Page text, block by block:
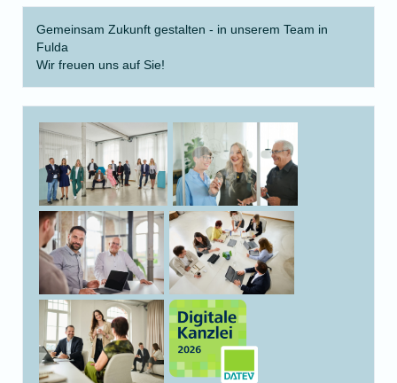
Gemeinsam Zukunft gestalten - in unserem Team in
Fulda
Wir freuen uns auf Sie!